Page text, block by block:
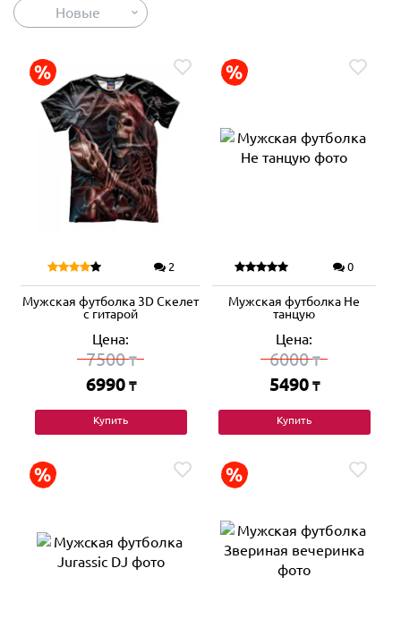
Новые
2
Мужская футболка 3D Скелет
с гитарой
Цена:
7500₸
6990 ₸
Купить
0
Мужская футболка Не
танцую
Цена:
6000₸
5490 ₸
Купить